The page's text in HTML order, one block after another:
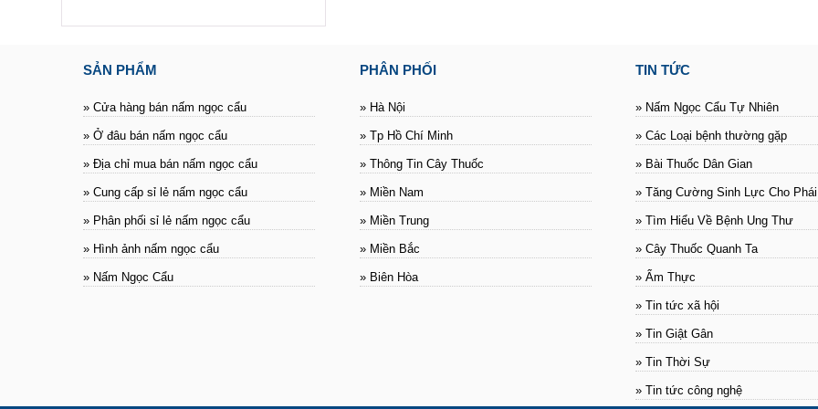
SẢN PHẨM
» Cửa hàng bán nấm ngọc cẩu
» Ở đâu bán nấm ngọc cẩu
» Địa chỉ mua bán nấm ngọc cẩu
» Cung cấp sỉ lẻ nấm ngọc cẩu
» Phân phối sỉ lẻ nấm ngọc cẩu
» Hình ảnh nấm ngọc cẩu
» Nấm Ngọc Cẩu
PHÂN PHỐI
» Hà Nội
» Tp Hồ Chí Minh
» Thông Tin Cây Thuốc
» Miền Nam
» Miền Trung
» Miền Bắc
» Biên Hòa
TIN TỨC
» Nấm Ngọc Cẩu Tự Nhiên
» Các Loại bệnh thường gặp
» Bài Thuốc Dân Gian
» Tăng Cường Sinh Lực Cho
» Tìm Hiểu Về Bệnh Ung Thư
» Cây Thuốc Quanh Ta
» Ẩm Thực
» Tin tức xã hội
» Tin Giật Gân
» Tin Thời Sự
» Tin tức công nghệ